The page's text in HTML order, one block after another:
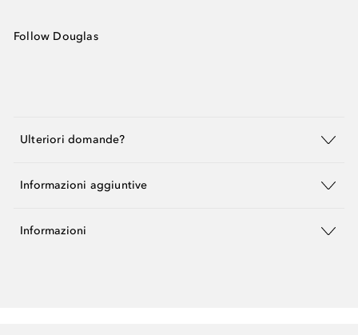
Follow Douglas
Ulteriori domande?
Informazioni aggiuntive
Informazioni